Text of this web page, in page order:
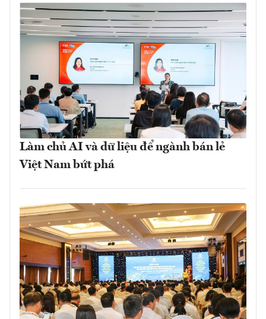
Làm chủ AI và dữ liệu để ngành bán lẻ
Việt Nam bứt phá